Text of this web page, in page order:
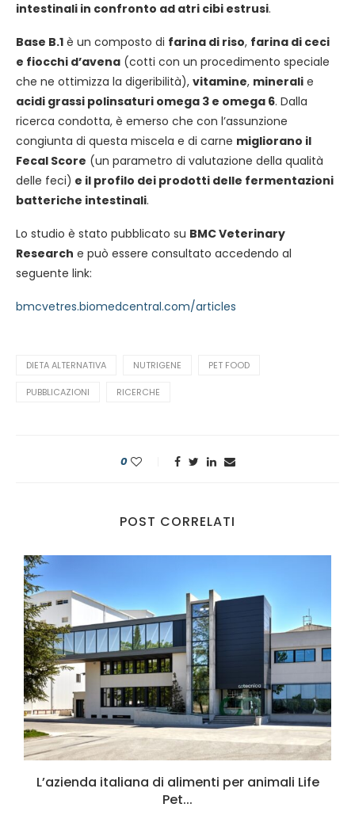
intestinali in confronto ad atri cibi estrusi.
Base B.1 è un composto di farina di riso, farina di ceci
e fiocchi d’avena (cotti con un procedimento speciale
che ne ottimizza la digeribilità), vitamine, minerali e
acidi grassi polinsaturi omega 3 e omega 6. Dalla
ricerca condotta, è emerso che con l’assunzione
congiunta di questa miscela e di carne migliorano il
Fecal Score (un parametro di valutazione della qualità
delle feci) e il profilo dei prodotti delle fermentazioni
batteriche intestinali.
Lo studio è stato pubblicato su BMC Veterinary
Research e può essere consultato accedendo al
seguente link:
bmcvetres.biomedcentral.com/articles
DIETA ALTERNATIVA NUTRIGENE PET FOOD
PUBBLICAZIONI RICERCHE
0
POST CORRELATI
L’azienda italiana di alimenti per animali Life
Pet...